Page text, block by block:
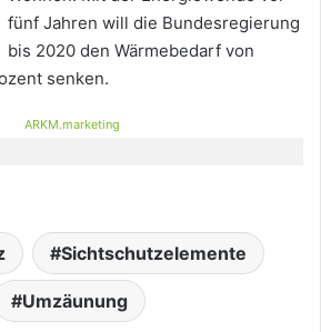
fünf Jahren will die Bundesregierung
bis 2020 den Wärmebedarf von
senken.
ARKM.marketing
Sichtschutzelemente
Umzäunung